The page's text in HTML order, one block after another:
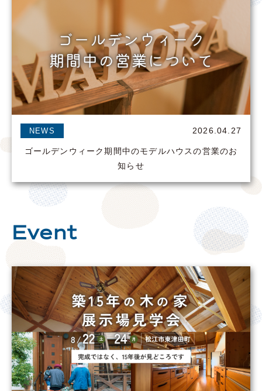
NEWS 2026.04.27
ゴールデンウィーク期間中のモデルハウスの営業のお
知らせ
Event